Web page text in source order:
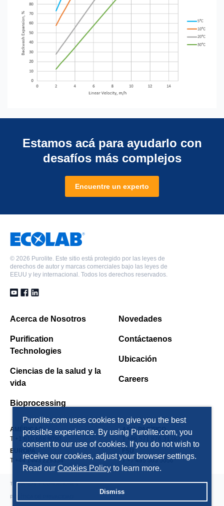
Purolite.com uses cookies to give you the best
possible experience. By using Purolite.com, you
consent to our use of cookies. If you do not wish to
receive our cookies, adjust your browser settings.
Read our Cookies Policy to learn more.
Dismiss
Estamos acá para ayudarlo con
desafíos más complejos
Encuentre un experto
© 2026 Purolite. Este sitio está protegido por las leyes de
derechos de autor y marcas comerciales bajo las leyes de
EEUU y ley internacional. Todos los derechos reservados.
Acerca de Nosotros
Purification
Technologies
Ciencias de la salud y la
vida
Bioprocessing
Novedades
Contáctaenos
Ubicación
Careers
AMÉRICAS
T +1 610 668 9090
ASIA PACÍFICO
T +86 571 876 31382
EUROPA
T +44 1443 229334
T +7 495 363 5056
TÉRMINOS Y CONDICIONES
POLÍTICA DE PRIVACIDAD